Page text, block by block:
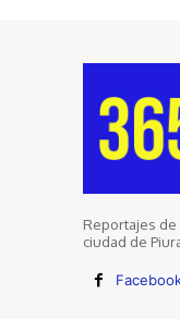
Reportajes
ciudad de